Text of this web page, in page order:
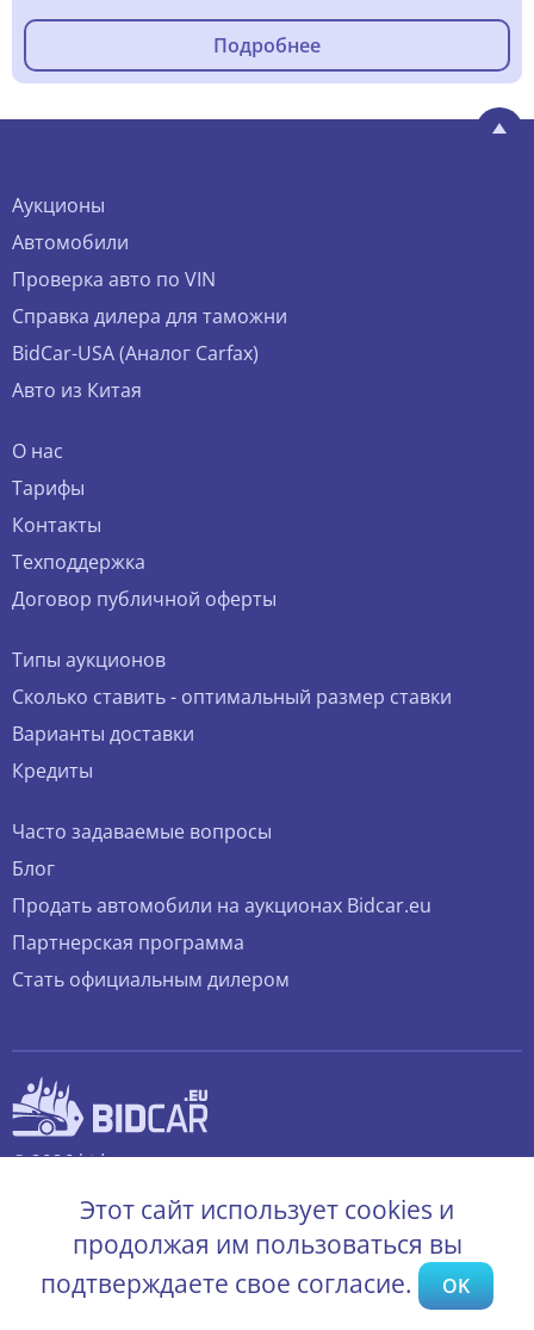
Подробнее
Аукционы
Автомобили
Проверка авто по VIN
Справка дилера для таможни
BidCar-USA (Аналог Carfax)
Авто из Китая
О нас
Тарифы
Контакты
Техподдержка
Договор публичной оферты
Типы аукционов
Сколько ставить - оптимальный размер ставки
Варианты доставки
Кредиты
Часто задаваемые вопросы
Блог
Продать автомобили на аукционах Bidcar.eu
Партнерская программа
Стать официальным дилером
© 2026 bidcar.eu
Этот сайт использует cookies и
продолжая им пользоваться вы
подтверждаете свое согласие.
OK